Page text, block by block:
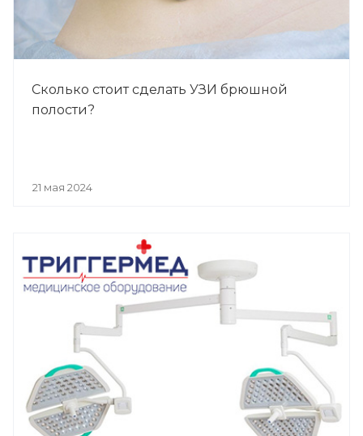
Сколько стоит сделать УЗИ брюшной
полости?
21 мая 2024